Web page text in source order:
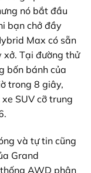
nó bắt đầu
bạn chở đầy
Max có sẵn
xở. Tại đường thử
bốn bánh của
trong 8 giây,
SUV cỡ trung
và tự tin cũng
Grand
AWD phân